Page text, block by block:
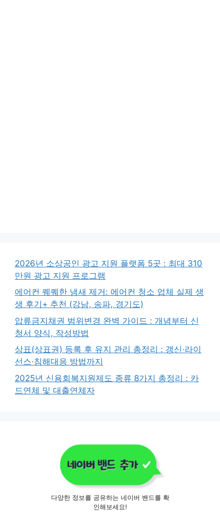
2026년 소상공인 광고 지원 플랫폼 5곳 : 최대 310
만원 광고 지원 프로그램
에어컨 퀘퀘한 냄새 제거: 에어컨 청소 업체 실제 생
생 후기+ 추천 (강남, 송파, 경기도)
압류금지채권 범위변경 완벽 가이드 : 개념부터 신
청서 양식, 작성방법
상표(상표권) 등록 후 유지 관리 총정리 : 갱신·라이
선스·침해대응 방법까지
2025년 신용회복지원제도 종류 8가지 총정리 : 카
드연체 및 대출연체자
다양한 정보를 공유하는 네이버 밴드를 확
인해보세요!